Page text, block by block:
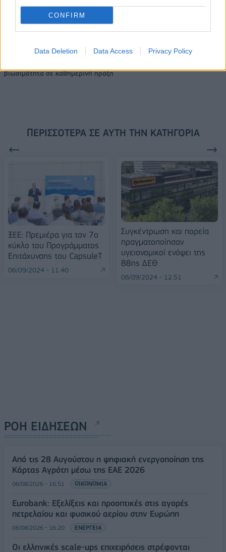
CONFIRM
Data Deletion Data Access Privacy Policy
Alpha Bank: Για πρώτη φορά το Αρχαίο Θέατρο Επιδαύρου άνοιξε τις
πύλες του σε όλους
βιωσιμότητα σε καθημερινή πράξη
ΠΕΡΙΣΣΌΤΕΡΑ ΣΕ ΑΥΤΉ ΤΗΝ ΚΑΤΗΓΟΡΊΑ
ΞΕΕ: Πρεμιέρα για τον 7ο
κύκλο του Προγράμματος
Επιτάχυνσης του CapsuleT
06/09/2024 - 11:40
Συγκέντρωση και πορεία
πραγματοποίησαν
υγειονομικοί ενόψει της
88ης ΔΕΘ
06/09/2024 - 12:51
ΡΟΗ ΕΙΔΗΣΕΩΝ
Από τις 28 Αυγούστου η ψηφιακή ενεργοποίηση της
Κάρτας Αγρότη μέσω της ΕΑΕ 2026
06/08/2026 - 16:51 ΟΙΚΟΝΟΜΙΑ
Eurobank: Εξελίξεις και προοπτικές στις αγορές
πετρελαίου και φυσικού αερίου στην Ευρώπη
06/08/2026 - 16:20 ΕΝΕΡΓΕΙΑ
Οι ελληνικές scale-ups επιχειρήσεις στρέφονται